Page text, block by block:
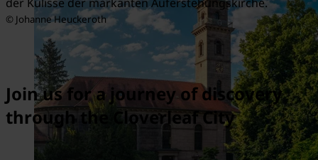
© Johanne Heuckeroth
Join us for a journey of discovery
through the Cloverleaf City